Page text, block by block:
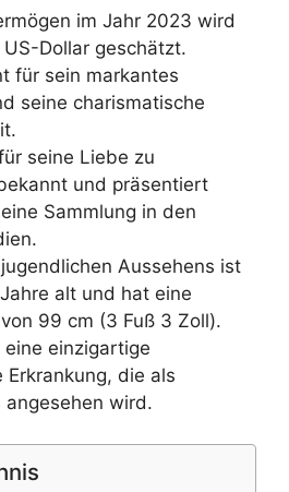
im Jahr 2023 wird
Dollar geschätzt.
für sein markantes
seine charismatische
seine Liebe zu
und präsentiert
Sammlung in den
Aussehens ist
alt und hat eine
99 cm (3 Fuß 3 Zoll).
einzigartige
Erkrankung, die als
angesehen wird.